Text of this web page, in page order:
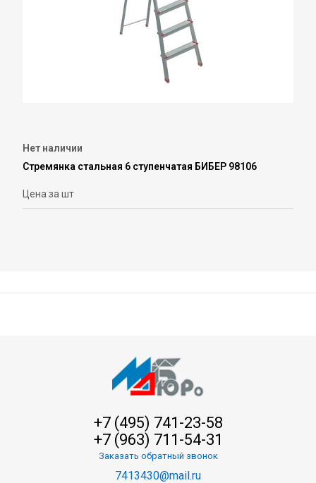
Нет наличии
Стремянка стальная 6 ступенчатая БИБЕР 98106
Цена за шт
+7 (495) 741-23-58
+7 (963) 711-54-31
Заказать обратный звонок
7413430@mail.ru